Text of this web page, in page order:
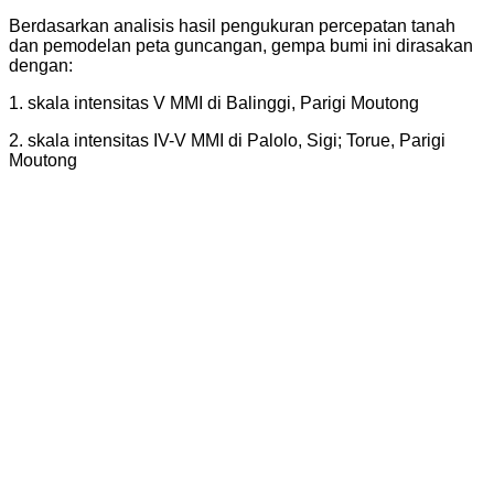
Berdasarkan analisis hasil pengukuran percepatan tanah
dan pemodelan peta guncangan, gempa bumi ini dirasakan
dengan:
1. skala intensitas V MMI di Balinggi, Parigi Moutong
2. skala intensitas IV-V MMI di Palolo, Sigi; Torue, Parigi
Moutong